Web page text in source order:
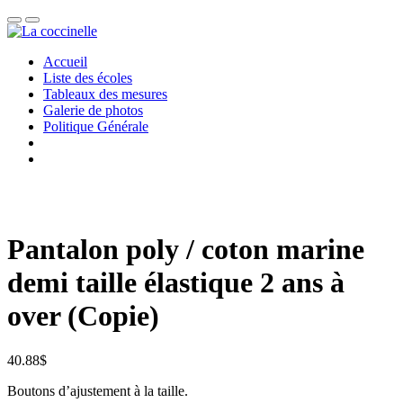
Accueil
Liste des écoles
Tableaux des mesures
Galerie de photos
Politique Générale
Pantalon poly / coton marine
demi taille élastique 2 ans à
over (Copie)
40.88$
Boutons d’ajustement à la taille.